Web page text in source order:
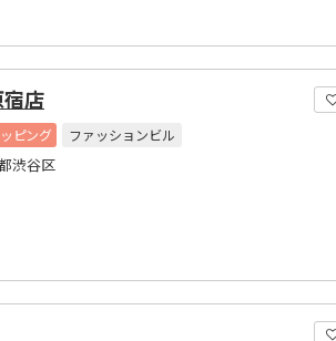
店
ピング
ファッションビル
渋谷区